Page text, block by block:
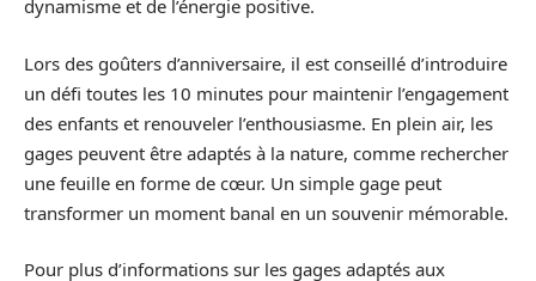
dynamisme et de l’énergie positive.
Lors des goûters d’anniversaire, il est conseillé d’introduire
un défi toutes les 10 minutes pour maintenir l’engagement
des enfants et renouveler l’enthousiasme. En plein air, les
gages peuvent être adaptés à la nature, comme rechercher
une feuille en forme de cœur. Un simple gage peut
transformer un moment banal en un souvenir mémorable.
Pour plus d’informations sur les gages adaptés aux